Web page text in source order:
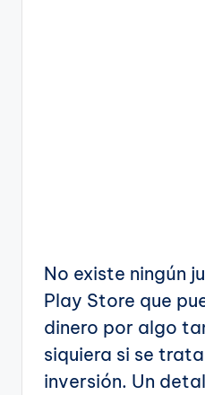
No existe ningún
Play Store que
dinero por algo
siquiera si se
inversión. Un